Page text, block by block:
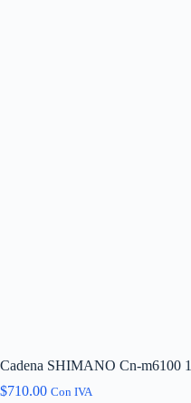
Cadena SHIMANO Cn-m6100
$710.00 Con IVA